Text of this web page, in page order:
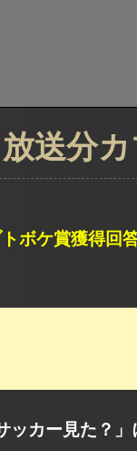
送分
ボケ賞獲得回答
ッカー見た？